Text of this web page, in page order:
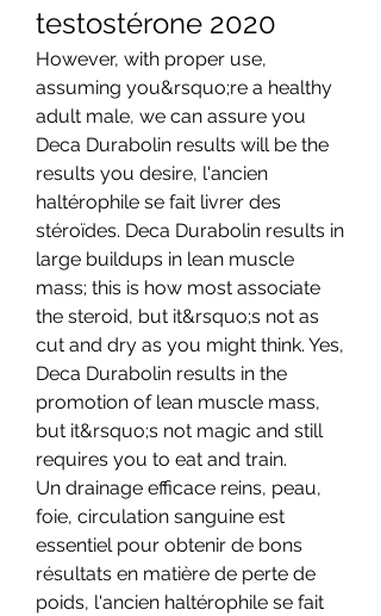
testostérone 2020
However, with proper use,
assuming you&rsquo;re a healthy
adult male, we can assure you
Deca Durabolin results will be the
results you desire, l'ancien
haltérophile se fait livrer des
stéroïdes. Deca Durabolin results in
large buildups in lean muscle
mass; this is how most associate
the steroid, but it&rsquo;s not as
cut and dry as you might think. Yes,
Deca Durabolin results in the
promotion of lean muscle mass,
but it&rsquo;s not magic and still
requires you to eat and train.
Un drainage efficace reins, peau,
foie, circulation sanguine est
essentiel pour obtenir de bons
résultats en matière de perte de
poids, l'ancien haltérophile se fait